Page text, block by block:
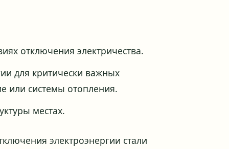
отключения электричества.
для критически важных
или системы отопления.
местах.
электроэнергии стали